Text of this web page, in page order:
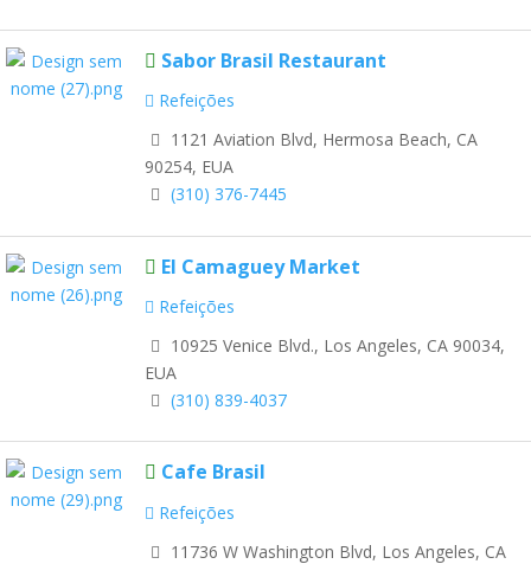
Sabor Brasil Restaurant
Refeições
1121 Aviation Blvd, Hermosa Beach, CA
90254, EUA
(310) 376-7445
El Camaguey Market
Refeições
10925 Venice Blvd., Los Angeles, CA 90034,
EUA
(310) 839-4037
Cafe Brasil
Refeições
11736 W Washington Blvd, Los Angeles, CA